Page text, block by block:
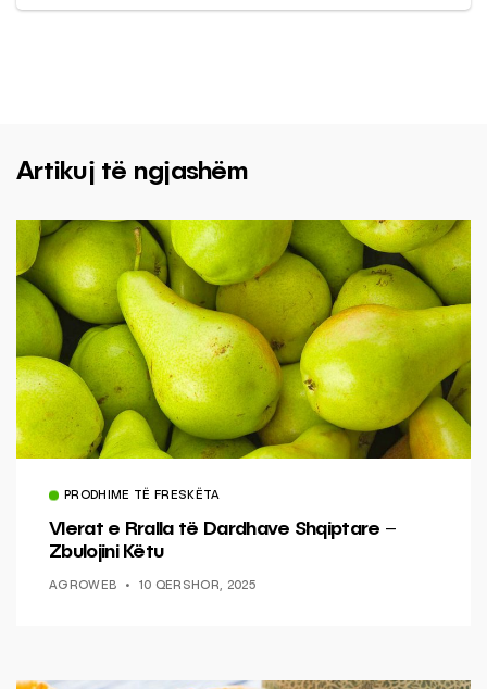
Artikuj të ngjashëm
PRODHIME TË FRESKËTA
Vlerat e Rralla të Dardhave Shqiptare –
Zbulojini Këtu
AGROWEB 10 QERSHOR, 2025